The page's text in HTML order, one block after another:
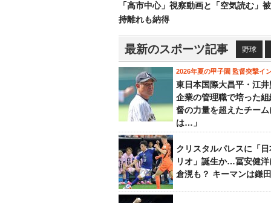
「高市中心」視察動画と「空気読む」
持離れも納得
最新のスポーツ記事 野球
2026年夏の甲子園 監督突撃イ
東日本国際大昌平・江
企業の管理職で培った
督の力量を超えたチー
は…」
クリスタルパレスに「
リオ」誕生か…冨安健洋
倉滉も？ キーマンは鎌